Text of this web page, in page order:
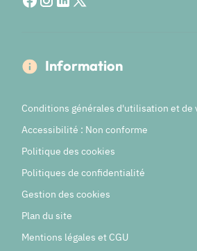
Information
Conditions générales d'utilisation et de
Accessibilité : Non conforme
Politique des cookies
Politiques de confidentialité
Gestion des cookies
Plan du site
Mentions légales et CGU